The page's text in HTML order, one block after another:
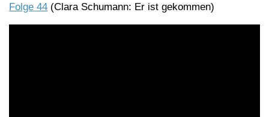
Folge 44 (Clara Schumann: Er ist gekommen)